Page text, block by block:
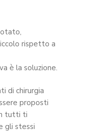
rispetto a
è la soluzione.
di chirurgia
proposti
tutti ti
gli stessi